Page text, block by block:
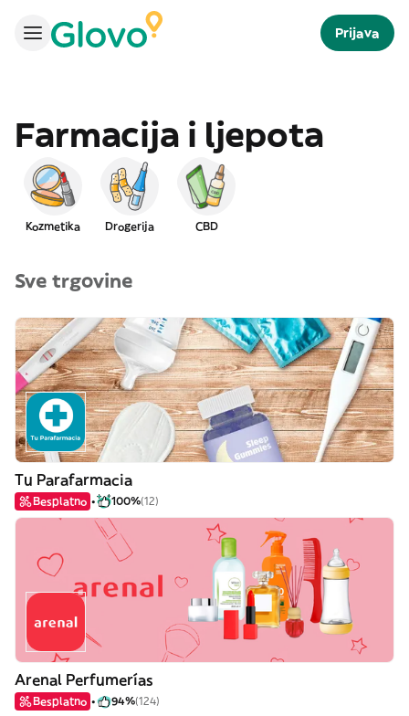
Prijava
Farmacija i ljepota
Kozmetika Drogerija CBD
Sve trgovine
Tu Parafarmacia
Besplatno 100%(12)
Arenal Perfumerías
Besplatno 94%(124)